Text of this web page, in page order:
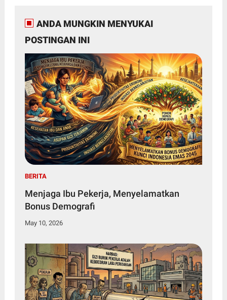
ANDA MUNGKIN MENYUKAI
POSTINGAN INI
BERITA
Menjaga Ibu Pekerja, Menyelamatkan
Bonus Demografi
May 10, 2026